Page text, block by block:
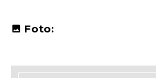
Foto: